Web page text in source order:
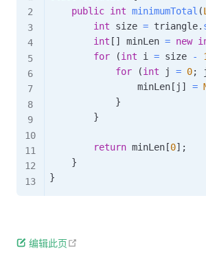
public int minimumTotal (
int size = triangle.
int [ ] minLen = new
for
(int i = size -
for
(int j = 0;
                minLen
[ j ] =
}
}
return minLen [0] ;
}
}
编辑此页